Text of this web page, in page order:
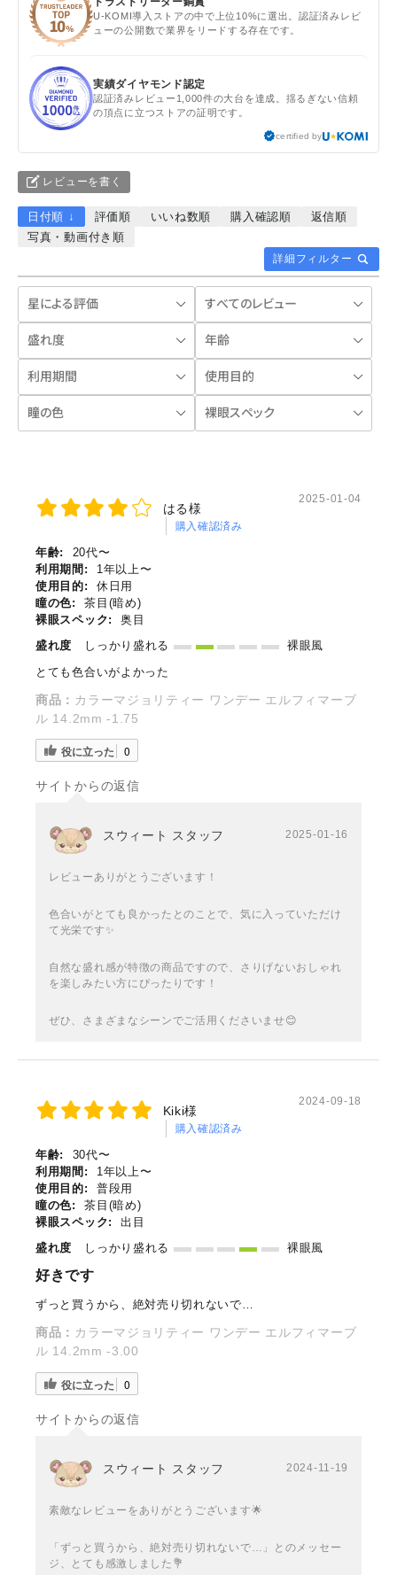
U-KOMI導入ストアの中で上位10%に選出。認証済みレビ
ューの公開数で業界をリードする存在です。
実績ダイヤモンド認定
認証済みレビュー1,000件の大台を達成。揺るぎない信頼
の頂点に立つストアの証明です。
certified by
レビューを書く
詳細フィルター
日付順 ↓ 評価順 いいね数順 購入確認順
返信順
写真・動画付き順
はる様
購入確認済み
2025-01-04
年齢:
20代〜
利用期間:
1年以上〜
使用目的:
休日用
瞳の色:
茶目(暗め)
裸眼スペック:
奥目
盛れ度
しっかり盛れる
裸眼風
とても色合いがよかった
商品： カラーマジョリティー ワンデー エルフィマーブ
ル 14.2mm -1.75
役に立った 0
サイトからの返信
スウィート スタッフ 2025-01-16
レビューありがとうございます！
色合いがとても良かったとのことで、気に入っていただけ
て光栄です✨
自然な盛れ感が特徴の商品ですので、さりげないおしゃれ
を楽しみたい方にぴったりです！
ぜひ、さまざまなシーンでご活用くださいませ😊
Kiki様
購入確認済み
2024-09-18
年齢:
30代〜
利用期間:
1年以上〜
使用目的:
普段用
瞳の色:
茶目(暗め)
裸眼スペック:
出目
盛れ度
しっかり盛れる 裸眼風
好きです
ずっと買うから、絶対売り切れないで…
商品： カラーマジョリティー ワンデー エルフィマーブ
ル 14.2mm -3.00
役に立った 0
サイトからの返信
スウィート スタッフ 2024-11-19
素敵なレビューをありがとうございます🌟
「ずっと買うから、絶対売り切れないで…」とのメッセー
ジ、とても感激しました💐